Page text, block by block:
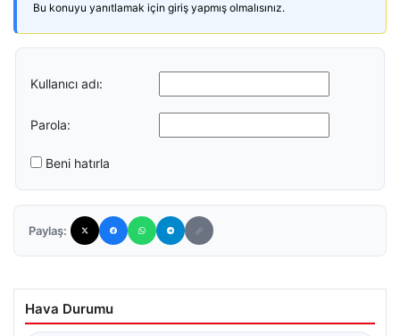
Bu konuyu yanıtlamak için giriş yapmış olmalısınız.
Kullanıcı adı:
Parola:
Beni hatırla
Paylaş:
Hava Durumu